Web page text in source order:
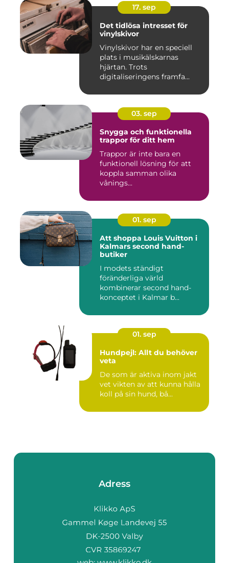
17. sep
Det tidlösa intresset för
vinylskivor
Vinylskivor har en speciell
plats i musikälskarnas
hjärtan. Trots
digitaliseringens framfa...
03. sep
Snygga och funktionella
trappor för ditt hem
Trappor är inte bara en
funktionell lösning för att
koppla samman olika
vånings...
01. sep
Att shoppa Louis Vuitton i
Kalmars second hand-
butiker
I modets ständigt
föränderliga värld
kombinerar second hand-
konceptet i Kalmar b...
01. sep
Hundpejl: Allt du behöver
veta
De som är aktiva inom jakt
vet vikten av att kunna hålla
koll på sin hund, bå...
Adress